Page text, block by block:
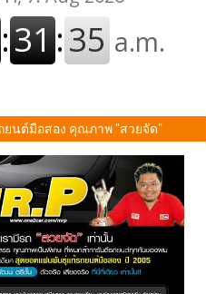
ถยนต์มือสอง คุณภาพ "สวยจัด"